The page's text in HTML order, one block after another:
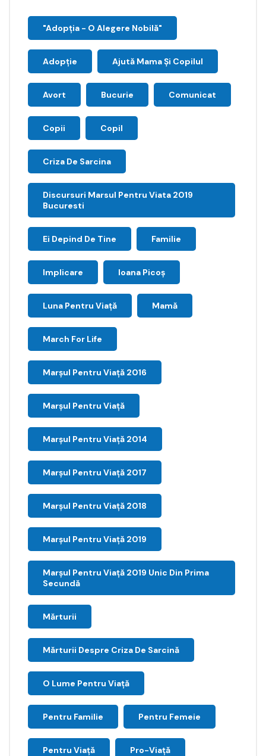
"Adopţia - O Alegere Nobilă"
Adopție Ajută Mama Și Copilul
Avort Bucurie Comunicat
Copii Copil
Criza De Sarcina
Discursuri Marsul Pentru Viata 2019
Bucuresti
Ei Depind De Tine Familie
Implicare Ioana Picoş
Luna Pentru Viață Mamă
March For Life
Marşul Pentru Viaţă 2016
Marșul Pentru Viață
Marșul Pentru Viață 2014
Marșul Pentru Viață 2017
Marșul Pentru Viață 2018
Marșul Pentru Viață 2019
Marșul Pentru Viață 2019 Unic Din Prima
Secundă
Mărturii
Mărturii Despre Criza De Sarcină
O Lume Pentru Viață
Pentru Familie Pentru Femeie
Pentru Viață Pro-Viață